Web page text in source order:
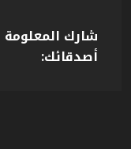
شارك
أصدقائك: